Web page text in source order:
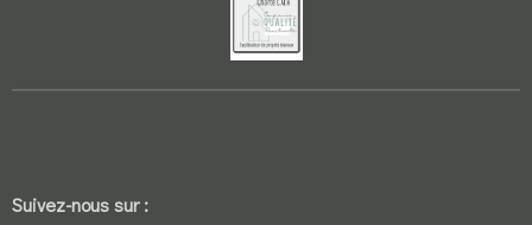
Suivez-nous sur :